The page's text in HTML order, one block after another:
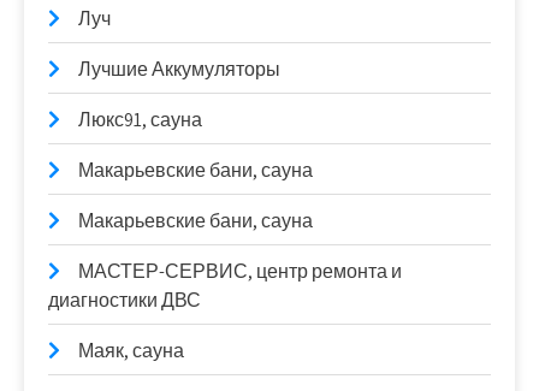
Луч
Лучшие Аккумуляторы
Люкс91, сауна
Макарьевские бани, сауна
Макарьевские бани, сауна
МАСТЕР-СЕРВИС, центр ремонта и
диагностики ДВС
Маяк, сауна